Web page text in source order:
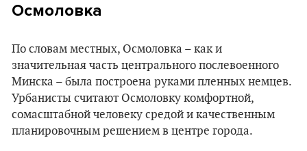
Осмоловка
По словам местных, Осмоловка – как и
значительная часть центрального послевоенного
Минска – была построена руками пленных немцев.
Урбанисты считают Осмоловку комфортной,
сомасштабной человеку средой и качественным
планировочным решением в центре города.